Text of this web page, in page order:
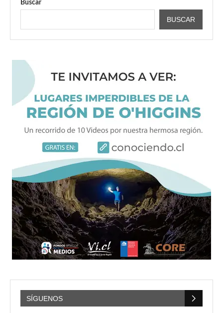
Buscar
BUSCAR
SÍGUENOS